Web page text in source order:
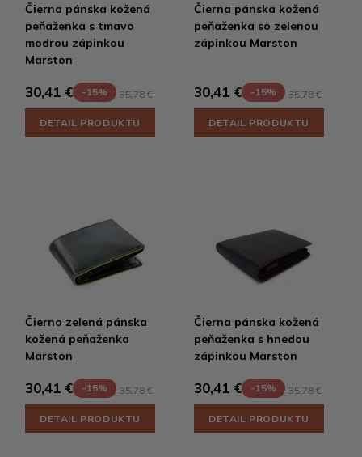
Čierna pánska kožená
peňaženka s tmavo
modrou zápinkou
Marston
30,41 € -15% 35,78 €
DETAIL PRODUKTU
Čierna pánska kožená
peňaženka so zelenou
zápinkou Marston
30,41 € -15% 35,78 €
DETAIL PRODUKTU
Čierno zelená pánska
kožená peňaženka
Marston
30,41 € -15% 35,78 €
DETAIL PRODUKTU
Čierna pánska kožená
peňaženka s hnedou
zápinkou Marston
30,41 € -15% 35,78 €
DETAIL PRODUKTU